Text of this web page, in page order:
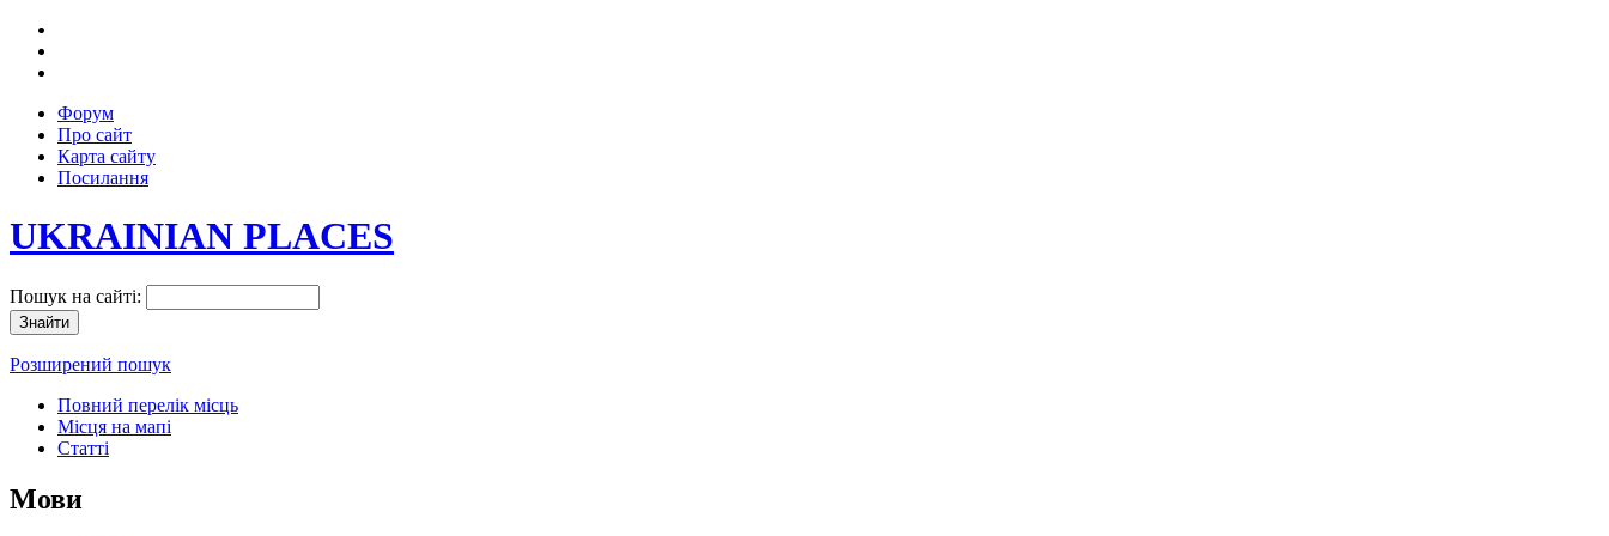
Форум
Про сайт
Карта сайту
Посилання
UKRAINIAN PLACES
Пошук на сайті:
Розширений пошук
Повний перелік місць
Місця на мапі
Статті
Мови